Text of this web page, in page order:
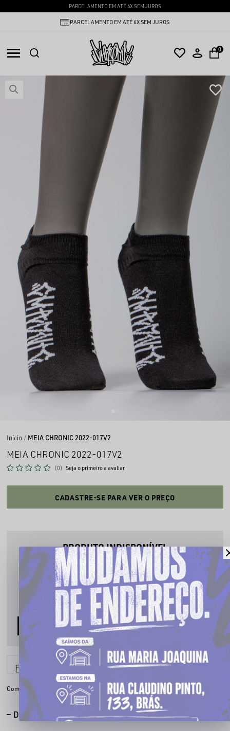
PARCELAMENTO EM ATÉ 6X SEM JUROS
PARCELAMENTO EM ATÉ 6X SEM JUROS
0
Início MEIA CHRONIC 2022-017V2
MEIA CHRONIC 2022-017V2
(0) Seja o primeiro a avaliar
CADASTRE-SE PARA VER O PREÇO
PRODUTO INDISPONÍVEL
Cadastre seu email que te avisaremos quando estiver disponível:
AVISE-ME
Parcele em até6x sem juros
Compartilhe:
DESCRIÇÃO COMPLETA